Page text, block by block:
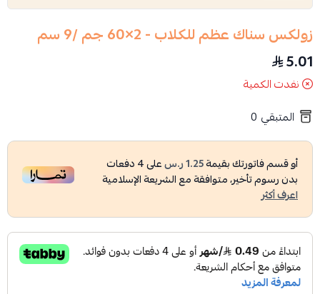
زولكس سناك عظم للكلاب - 2×60 جم /​​9 سم
5.01
نفدت الكمية
المتبقي 0
أو قسم فاتورتك بقيمة1.25 ر.س على4دفعات
بدون رسوم تأخير، متوافقة مع الشريعة الإسلامية
اعرف أكثر